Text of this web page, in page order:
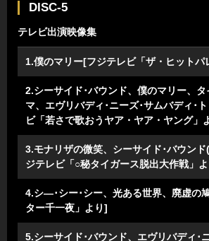
DISC-5
テレビ出演映像集
1.僕のマリー[フジテレビ「ザ・ヒットパ
2.シーサイド･バウンド、僕のマリー、
マ、エヴリバディ･ニーズ･サムバディ･
ビ「若さで歌おうヤア・ヤア・ヤング」
3.モナリザの微笑、シーサイド･バウン
ジテレビ「○秘タイガース脱出大作戦」
4.シ―･シー･シー、光ある世界、廃虚の
ター千一夜」より]
5.シーサイド･バウンド、エヴリバディ･